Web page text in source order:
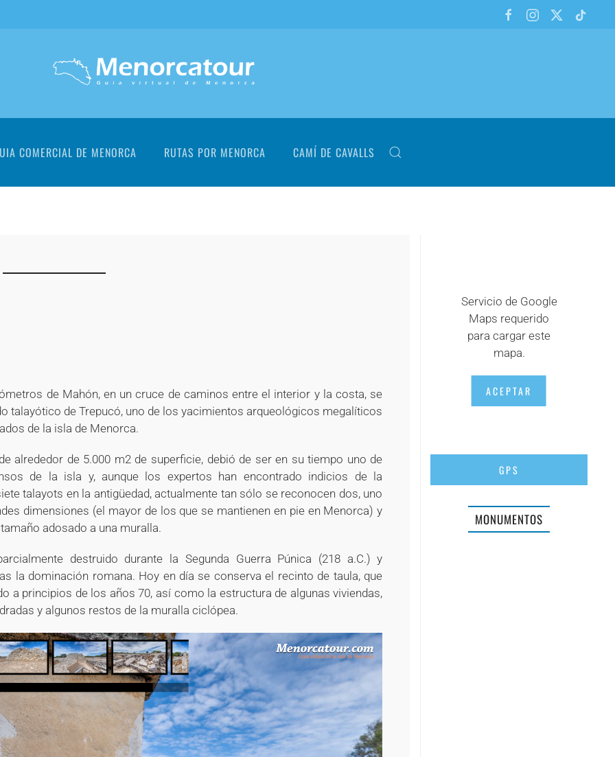
COMERCIAL DE MENORCA RUTAS POR MENORCA CAMÍ DE CAVALLS
de Mahón, en un cruce de caminos entre el interior y la costa, se
talayótico de Trepucó, uno de los yacimientos arqueológicos megalíticos
de la isla de Menorca.
alrededor de 5.000 m2 de superficie, debió de ser en su tiempo uno de
de la isla y, aunque los expertos han encontrado indicios de la
talayots en la antigüedad, actualmente tan sólo se reconocen dos, uno
dimensiones (el mayor de los que se mantienen en pie en Menorca) y
adosado a una muralla.
destruido durante la Segunda Guerra Púnica (218 a.C.) y
la dominación romana. Hoy en día se conserva el recinto de taula, que
a principios de los años 70, así como la estructura de algunas viviendas,
y algunos restos de la muralla ciclópea.
Servicio de Google
Maps requerido
para cargar este
mapa.
ACEPTAR
GPS
MONUMENTOS